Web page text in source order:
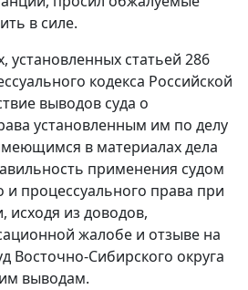
в силе.
установленных статьей 286
кодекса Российской
выводов суда о
установленным им по делу
в материалах дела
применения судом
процессуального права при
исходя из доводов,
жалобе и отзыве на
Восточно-Сибирского округа
выводам.